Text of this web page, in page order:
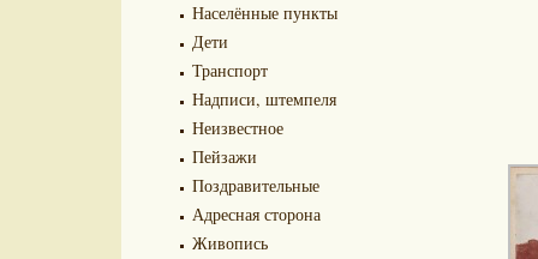
Населённые пункты
Дети
Транспорт
Надписи, штемпеля
Неизвестное
Пейзажи
Поздравительные
Адресная сторона
Живопись